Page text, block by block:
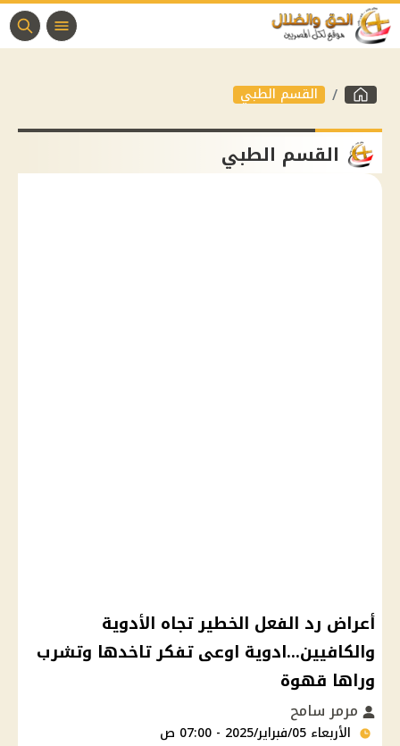
القسم الطبي
القسم الطبي
أعراض رد الفعل الخطير تجاه الأدوية
والكافيين...ادوية اوعى تفكر تاخدها وتشرب
وراها قهوة
مرمر سامح
الأربعاء 05/فبراير/2025 - 07:00 ص